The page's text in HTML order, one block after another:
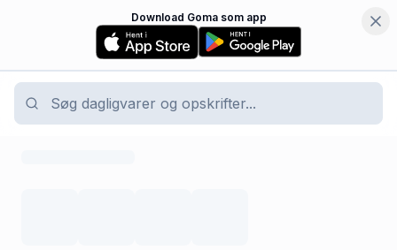
Download Goma som app